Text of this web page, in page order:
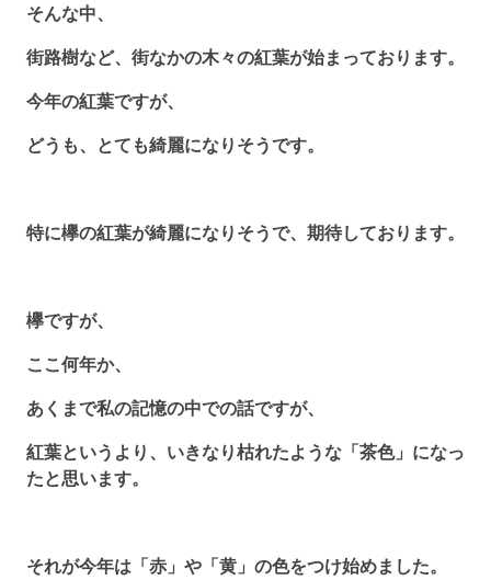
そんな中、
街路樹など、街なかの木々の紅葉が始まっております。
今年の紅葉ですが、
どうも、とても綺麗になりそうです。
特に欅の紅葉が綺麗になりそうで、期待しております。
欅ですが、
ここ何年か、
あくまで私の記憶の中での話ですが、
紅葉というより、いきなり枯れたような「茶色」になっ
たと思います。
それが今年は「赤」や「黄」の色をつけ始めました。